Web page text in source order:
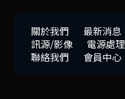
關於我們 最新消息
訊源/影像
電源處理
聯絡我們
會員中心